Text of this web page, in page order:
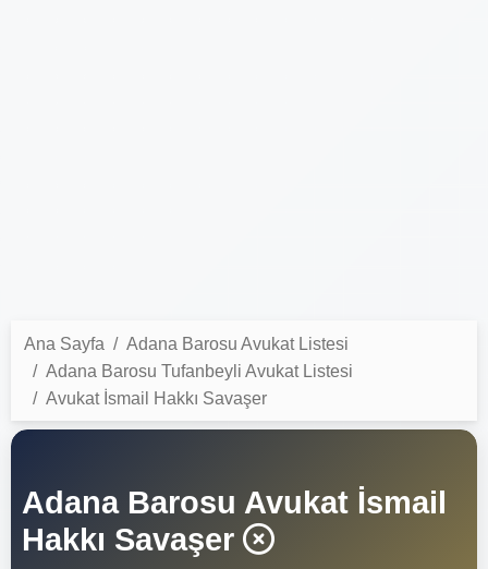
Ana Sayfa
Adana Barosu Avukat Listesi
Adana Barosu Tufanbeyli Avukat Listesi
Avukat İsmail Hakkı Savaşer
Adana Barosu Avukat İsmail
Hakkı Savaşer